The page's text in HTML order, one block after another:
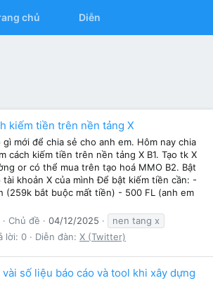
chủ Diễn đàn
kiếm tiền trên nền tảng X
gì mới để chia sẻ cho anh em. Hôm nay chia
cách kiếm tiền trên nền tảng X B1. Tạo tk X
or có thể mua trên tạo hoá MMO B2. Bật
tài khoản X của mình Để bật kiếm tiền cần: -
(259k bắt buộc mất tiền) - 500 FL (anh em
Chủ đề 04/12/2025
nen tang x
lời: 0 Diễn đàn: X (Twitter)
vài số liệu báo cáo và tool khi xây dựng